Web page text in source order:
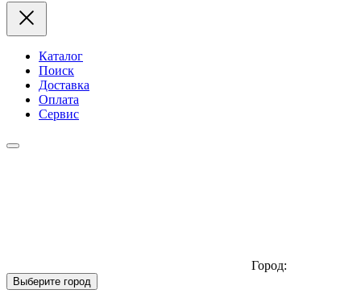
Каталог
Поиск
Доставка
Оплата
Сервис
Город:
Выберите город